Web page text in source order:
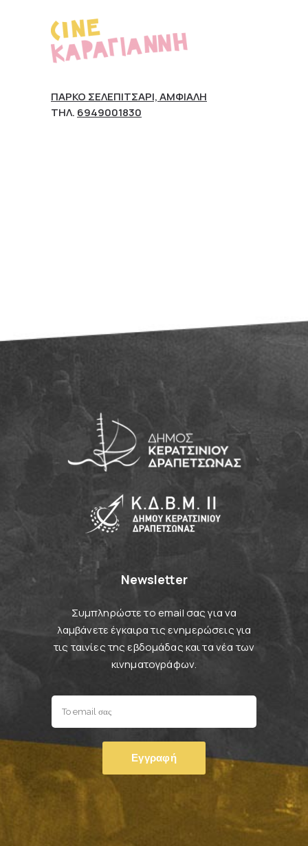
ΠΆΡΚΟ ΣΕΛΕΠΊΤΣΑΡΙ, ΑΜΦΙΆΛΗ
ΤΗΛ. 6949001830
Newsletter
Συμπληρώστε το email σας για να
λαμβάνετε έγκαιρα τις ενημερώσεις για
τις ταινίες της εβδομάδας και τα νέα των
κινηματογράφων.